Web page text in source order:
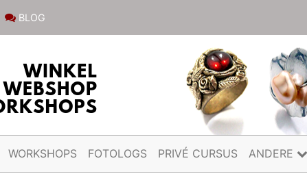
BLOG
WORKSHOPS FOTOLOGS PRIVÉ CURSUS ANDERE